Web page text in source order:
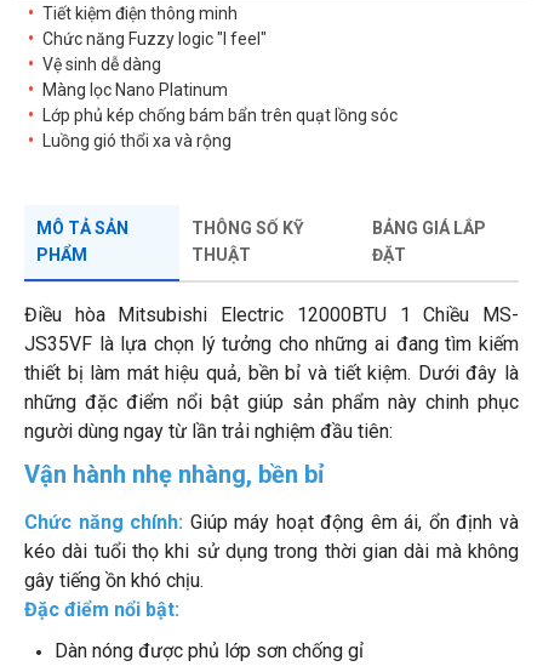
Tiết kiệm điện thông minh
Chức năng Fuzzy logic "I feel"
Vệ sinh dễ dàng
Màng lọc Nano Platinum
Lớp phủ kép chống bám bẩn trên quạt lồng sóc
Luồng gió thổi xa và rộng
MÔ TẢ SẢN
PHẨM
THÔNG SỐ KỸ
THUẬT
BẢNG GIÁ LẮP
ĐẶT
Điều hòa Mitsubishi Electric 12000BTU 1 Chiều MS-
JS35VF là lựa chọn lý tưởng cho những ai đang tìm kiếm
thiết bị làm mát hiệu quả, bền bỉ và tiết kiệm. Dưới đây là
những đặc điểm nổi bật giúp sản phẩm này chinh phục
người dùng ngay từ lần trải nghiệm đầu tiên:
Vận hành nhẹ nhàng, bền bỉ
Chức năng chính: Giúp máy hoạt động êm ái, ổn định và
kéo dài tuổi thọ khi sử dụng trong thời gian dài mà không
gây tiếng ồn khó chịu.
Đặc điểm nổi bật:
Dàn nóng được phủ lớp sơn chống gỉ